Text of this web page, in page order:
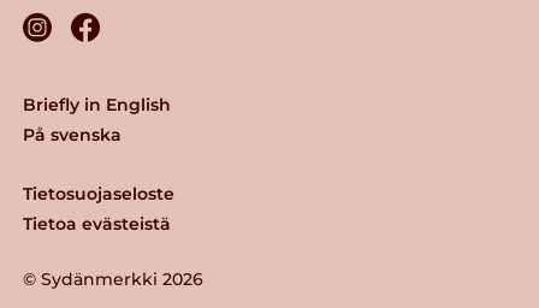
© Sydänmerkki 2026
Tietosuojaseloste
Tietoa evästeistä
Briefly in English
På svenska